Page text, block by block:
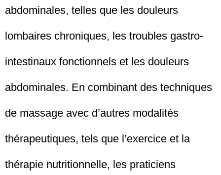
abdominales, telles que les douleurs
lombaires chroniques, les troubles gastro-
intestinaux fonctionnels et les douleurs
abdominales. En combinant des techniques
de massage avec d’autres modalités
thérapeutiques, tels que l’exercice et la
thérapie nutritionnelle, les praticiens